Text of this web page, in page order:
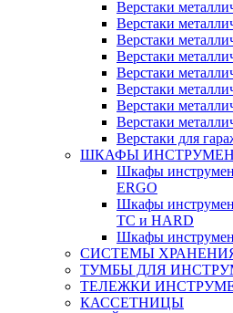
Верстаки
Верстаки
Верстаки
Верстаки
Верстаки
Верстаки
Верстаки
Верстаки
Верстаки для
ШКАФЫ
Шкафы
ERGO
Шкафы
ТС и HARD
Шкафы
СИСТЕМЫ
ТУМБЫ ДЛЯ
ТЕЛЕЖКИ
КАССЕТНИЦЫ